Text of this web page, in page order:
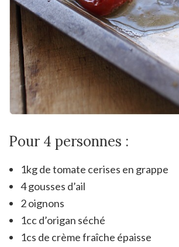
Pour 4 personnes :
1kg de tomate cerises en grappe
4 gousses d’ail
2 oignons
1cc d’origan séché
1cs de crème fraîche épaisse